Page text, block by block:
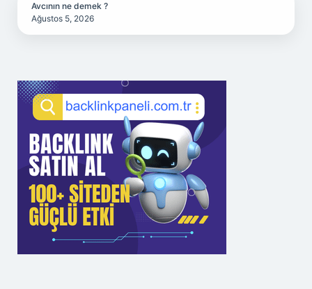
Avcının ne demek ?
Ağustos 5, 2026